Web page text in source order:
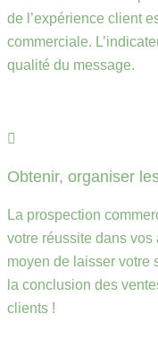
de l’expérience client
commerciale.
qualité du message.
Obtenir, organiser
La prospection
votre réussite dans vos
moyen de laisser votre
la conclusion des
clients !